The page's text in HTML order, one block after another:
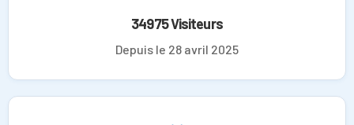
34975 Visiteurs
Depuis le 28 avril 2025